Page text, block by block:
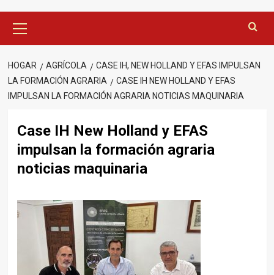
principal
HOGAR AGRÍCOLA
CASE IH, NEW HOLLAND Y EFAS IMPULSAN
LA FORMACIÓN AGRARIA
CASE IH NEW HOLLAND Y EFAS
IMPULSAN LA FORMACIÓN AGRARIA NOTICIAS MAQUINARIA
Case IH New Holland y EFAS
impulsan la formación agraria
noticias maquinaria